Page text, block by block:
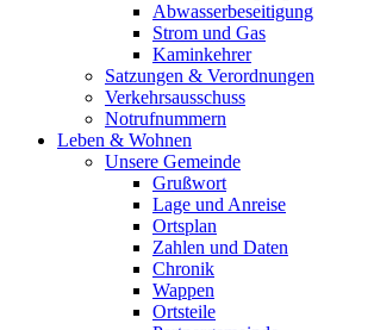
Abwasserbeseitigung
Strom und Gas
Kaminkehrer
Satzungen & Verordnungen
Verkehrsausschuss
Notrufnummern
Leben & Wohnen
Unsere Gemeinde
Grußwort
Lage und Anreise
Ortsplan
Zahlen und Daten
Chronik
Wappen
Ortsteile